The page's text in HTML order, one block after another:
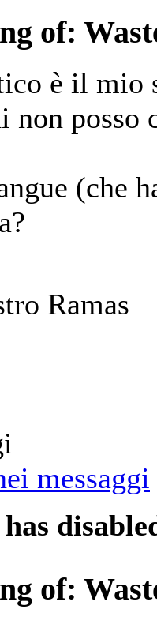
of:
è il mio
non posso
(che
Ramas
of: